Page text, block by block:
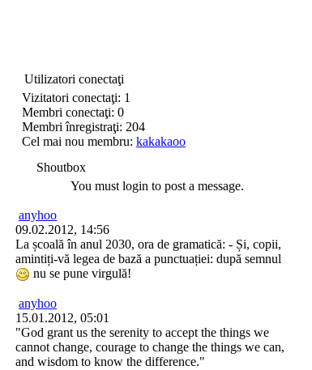
Utilizatori conectaţi
Vizitatori conectaţi: 1
Membri conectaţi: 0
Membri înregistraţi: 204
Cel mai nou membru: kakakaoo
Shoutbox
You must login to post a message.
anyhoo
09.02.2012, 14:56
La școală în anul 2030, ora de gramatică: - Și, copii,
amintiți-vă legea de bază a punctuației: după semnul
nu se pune virgulă!
anyhoo
15.01.2012, 05:01
"God grant us the serenity to accept the things we
cannot change, courage to change the things we can,
and wisdom to know the difference."